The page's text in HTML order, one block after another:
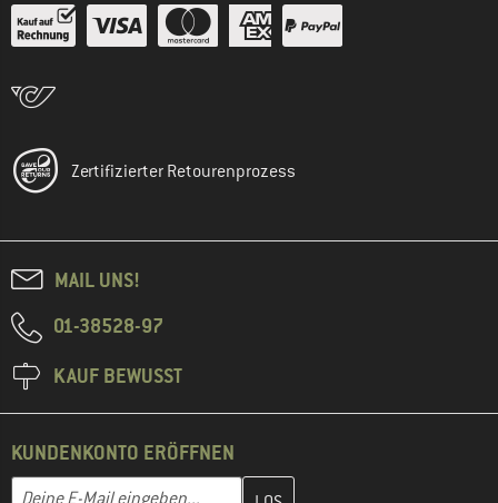
Zertifizierter Retourenprozess
MAIL UNS!
01-38528-97
KAUF BEWUSST
KUNDENKONTO ERÖFFNEN
E-Mail-Adresse
Gib hier deine E-Mail-Adresse ein und erstelle im nächsten